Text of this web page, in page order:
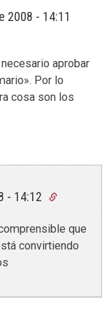
2008 - 14:11
aprobar
Por lo
cosa son los
- 14:12
que
convirtiendo